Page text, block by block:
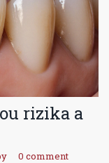
rizika a
0 comment